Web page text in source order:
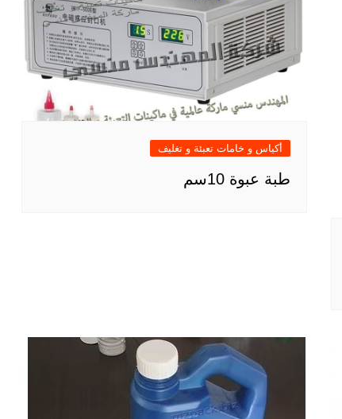
أكياس و خامات تعبئة و تغليف
طبة عبوة 10سم